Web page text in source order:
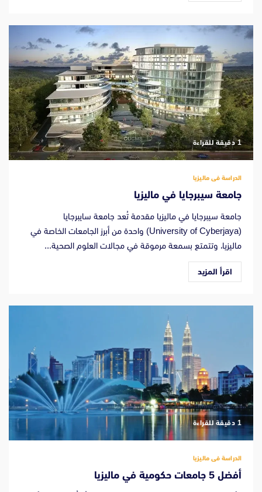
‫1 دقيقة للقراءة
الدراسة فى ماليزيا
جامعة سيبرجايا في ماليزيا
جامعة سيبرجايا في ماليزيا مقدمة تُعد جامعة سايبرجايا
(University of Cyberjaya) واحدة من أبرز الجامعات الخاصة في
ماليزيا، وتتمتع بسمعة مرموقة في مجالات العلوم الصحية...
اقرأ المزيد
‫1 دقيقة للقراءة
الدراسة فى ماليزيا
أفضل 5 جامعات حكومية في ماليزيا